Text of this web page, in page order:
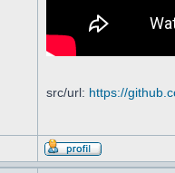
src/url: https://